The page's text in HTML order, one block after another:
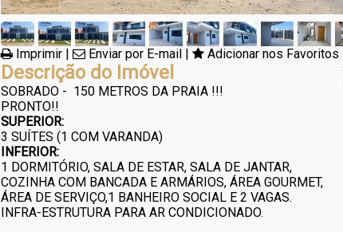
Imprimir | Enviar por E-mail | Adicionar nos Favoritos
Descrição do Imóvel
SOBRADO - 150 METROS DA PRAIA !!!
PRONTO!!
SUPERIOR:
3 SUÍTES (1 COM VARANDA)
INFERIOR:
1 DORMITÓRIO, SALA DE ESTAR, SALA DE JANTAR,
COZINHA COM BANCADA E ARMÁRIOS, ÁREA GOURMET,
ÁREA DE SERVIÇO,1 BANHEIRO SOCIAL E 2 VAGAS.
INFRA-ESTRUTURA PARA AR CONDICIONADO.